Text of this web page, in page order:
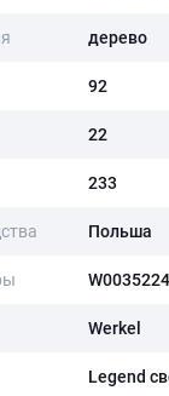
дерево
92
22
233
Польша
W0035224
Werkel
Legend